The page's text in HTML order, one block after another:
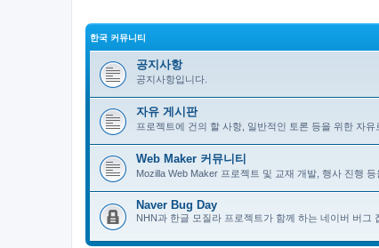
한국 커뮤니티
공지사항
공지사항입니다.
자유 게시판
프로젝트에 건의 할 사항, 일반적인 토론 등을 위한 자유
Web Maker 커뮤니티
Mozilla Web Maker 프로젝트 및 교재 개발, 행사 진행 등
Naver Bug Day
NHN과 한글 모질라 프로젝트가 함께 하는 네이버 버그